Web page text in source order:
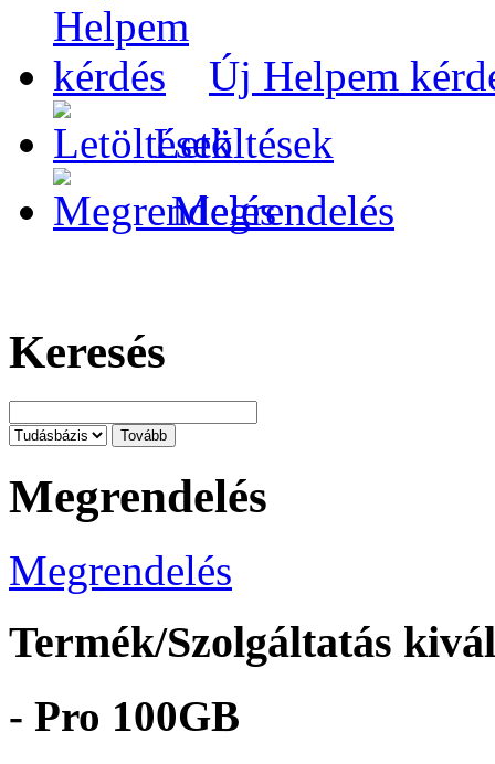
Új Helpem
Letöltések
Megrendelés
Keresés
Megrendelés
Megrendelés
Termék/Szolgáltatás
- Pro 100GB